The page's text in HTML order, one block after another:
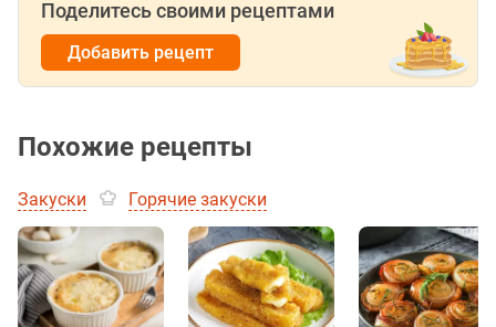
Поделитесь своими рецептами
Добавить рецепт
Похожие рецепты
Закуски Горячие закуски